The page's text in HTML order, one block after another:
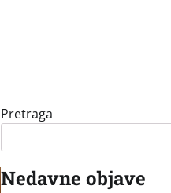
Pretraga
Nedavne objave